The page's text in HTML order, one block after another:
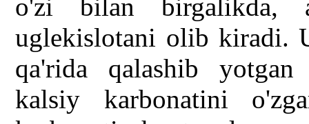
o'zi bilan birgalikda,
uglekislotani olib kiradi.
qa'rida qalashib
kalsiy karbonatini